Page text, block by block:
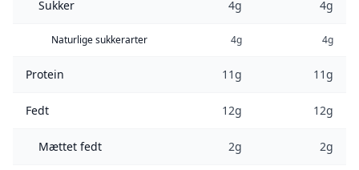
Sukker 4g 4g
Naturlige sukkerarter 4g 4g
Protein 11g 11g
Fedt 12g 12g
Mættet fedt 2g 2g